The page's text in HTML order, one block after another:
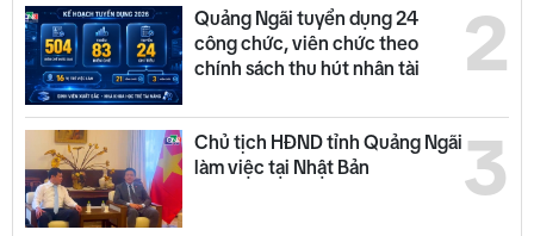
2
Quảng Ngãi tuyển dụng 24
công chức, viên chức theo
chính sách thu hút nhân tài
3
Chủ tịch HĐND tỉnh Quảng Ngãi
làm việc tại Nhật Bản